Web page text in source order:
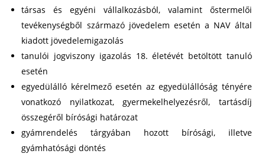
társas és egyéni vállalkozásból, valamint őstermelői
tevékenységből származó jövedelem esetén a NAV által
kiadott jövedelemigazolás
tanulói jogviszony igazolás 18. életévét betöltött tanuló
esetén
egyedülálló kérelmező esetén az egyedülállóság tényére
vonatkozó nyilatkozat, gyermekelhelyezésről, tartásdíj
összegéről bírósági határozat
gyámrendelés tárgyában hozott bírósági, illetve
gyámhatósági döntés